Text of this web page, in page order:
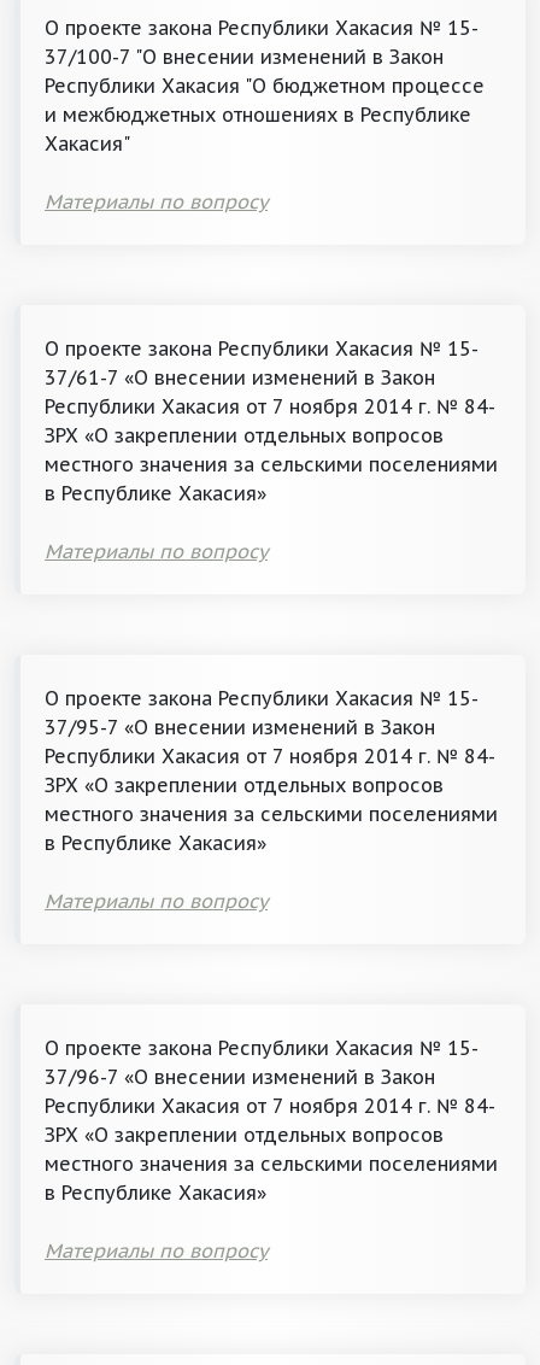
О проекте закона Республики Хакасия № 15-
37/100-7 "О внесении изменений в Закон
Республики Хакасия "О бюджетном процессе
и межбюджетных отношениях в Республике
Хакасия"
Материалы по вопросу
О проекте закона Республики Хакасия № 15-
37/61-7 «О внесении изменений в Закон
Республики Хакасия от 7 ноября 2014 г. № 84-
ЗРХ «О закреплении отдельных вопросов
местного значения за сельскими поселениями
в Республике Хакасия»
Материалы по вопросу
О проекте закона Республики Хакасия № 15-
37/95-7 «О внесении изменений в Закон
Республики Хакасия от 7 ноября 2014 г. № 84-
ЗРХ «О закреплении отдельных вопросов
местного значения за сельскими поселениями
в Республике Хакасия»
Материалы по вопросу
О проекте закона Республики Хакасия № 15-
37/96-7 «О внесении изменений в Закон
Республики Хакасия от 7 ноября 2014 г. № 84-
ЗРХ «О закреплении отдельных вопросов
местного значения за сельскими поселениями
в Республике Хакасия»
Материалы по вопросу